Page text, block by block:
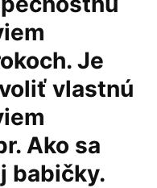
Je
vlastnú
Ako sa
babičky.